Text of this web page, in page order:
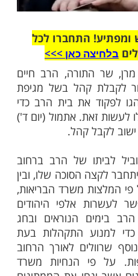
כאן >>>​
התורה, הרב חיים
קהל בשל מגיפת
את בית הרב כדי
זאת. אתמול (יום ד')
קהל.